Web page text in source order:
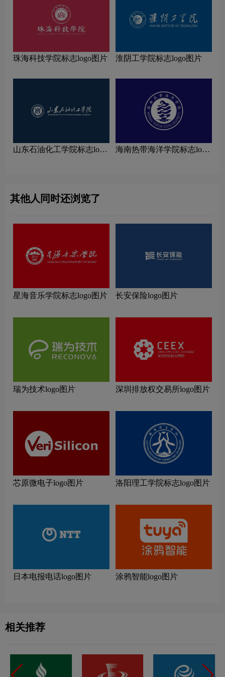
珠海科技学院标志logo图片 淮阴工学院标志logo图片
山东石油化工学院标志logo
海南热带海洋学院标志logo
其他人同时还浏览了
星海音乐学院标志logo图片 长安保险logo图片
瑞为技术logo图片 深圳排放权交易所logo图片
芯原微电子logo图片 洛阳理工学院标志logo图片
日本电报电话logo图片 涂鸦智能logo图片
相关推荐